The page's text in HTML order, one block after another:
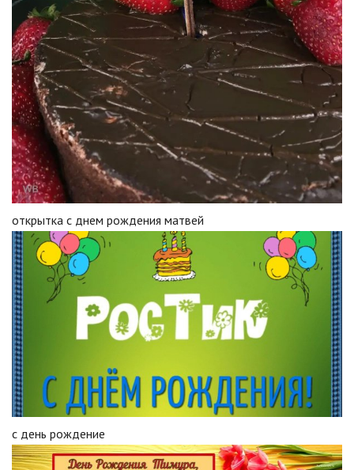
открытка с днем рождения матвей
с день рождение